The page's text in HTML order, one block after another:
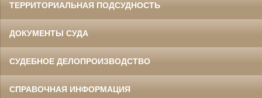
ТЕРРИТОРИАЛЬНАЯ ПОДСУДНОСТЬ
ДОКУМЕНТЫ СУДА
СУДЕБНОЕ ДЕЛОПРОИЗВОДСТВО
СПРАВОЧНАЯ ИНФОРМАЦИЯ